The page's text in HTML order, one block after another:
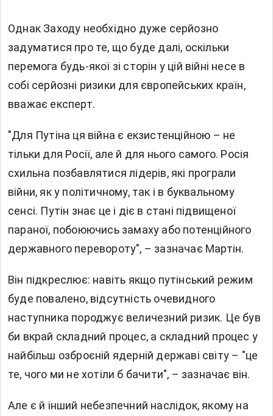
Однак Заходу необхідно дуже серйозно
задуматися про те, що буде далі, оскільки
перемога будь-якої зі сторін у цій війні несе в
собі серйозні ризики для європейських країн,
вважає експерт.
"Для Путіна ця війна є екзистенційною – не
тільки для Росії, але й для нього самого. Росія
схильна позбавлятися лідерів, які програли
війни, як у політичному, так і в буквальному
сенсі. Путін знає це і діє в стані підвищеної
параної, побоюючись замаху або потенційного
державного перевороту", – зазначає Мартін.
Він підкреслює: навіть якщо путінський режим
буде повалено, відсутність очевидного
наступника породжує величезний ризик. Це був
би вкрай складний процес, а складний процес у
найбільш озброєній ядерній державі світу – "це
те, чого ми не хотіли б бачити", – зазначає він.
Але є й інший небезпечний наслідок, якому на